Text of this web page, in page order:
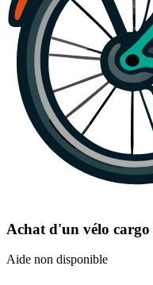
Achat d'un vélo cargo
Aide non disponible